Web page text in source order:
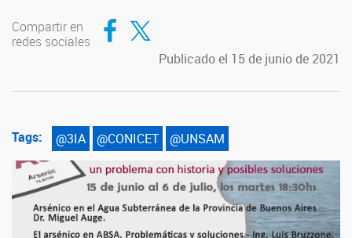
Compartir en
redes sociales
Compartir en Facebook
Compartir en Twitter
Publicado el 15 de junio de 2021
Tags: @3IA @CONICET @UNSAM